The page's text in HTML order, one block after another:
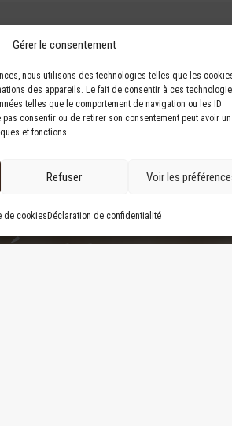
Gérer le consentement
nous utilisons des technologies telles que les
des appareils. Le fait de consentir à ces
telles que le comportement de navigation ou les ID
consentir ou de retirer son consentement peut avoir
et fonctions.
Refuser Voir les
de cookies Déclaration de confidentialité
joindre